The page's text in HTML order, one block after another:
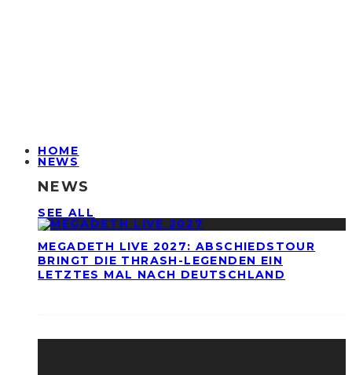
HOME
NEWS
NEWS
SEE ALL
MEGADETH LIVE 2027: ABSCHIEDSTOUR
BRINGT DIE THRASH-LEGENDEN EIN
LETZTES MAL NACH DEUTSCHLAND